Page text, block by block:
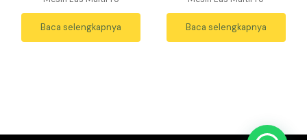
Baca selengkapnya Baca selengkapnya